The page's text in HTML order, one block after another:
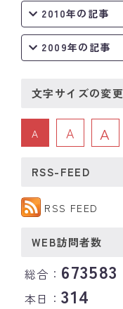
2010年の記事
2009年の記事
文字サイズの変更
A A A
RSS-FEED
RSS FEED
WEB訪問者数
総合： 673583
本日：314